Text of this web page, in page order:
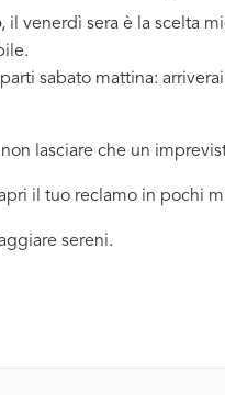
, il venerdì sera è la scelta
sabato mattina:
lasciare che un
il tuo reclamo in pochi
sereni.